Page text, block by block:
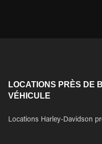
LOCATIONS PRÈS DE
VÉHICULE
Locations Harley-Davidson